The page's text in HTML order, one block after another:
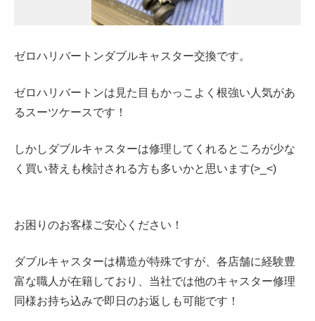
ゼロハリバートンダブルキャスター交換です。
ゼロハリバートンは見た目もかっこよく根強い人気があ
るスーツケースです！
しかしダブルキャスターは修理してくれるところが少な
く買い替えも検討される方も多いかと思います(>_<)
お困りのお客様ご安心ください！
ダブルキャスターは構造が特殊ですが、各店舗に経験豊
富な職人が在籍しており、当社では他のキャスター修理
同様お持ち込みで即日のお返しも可能です！